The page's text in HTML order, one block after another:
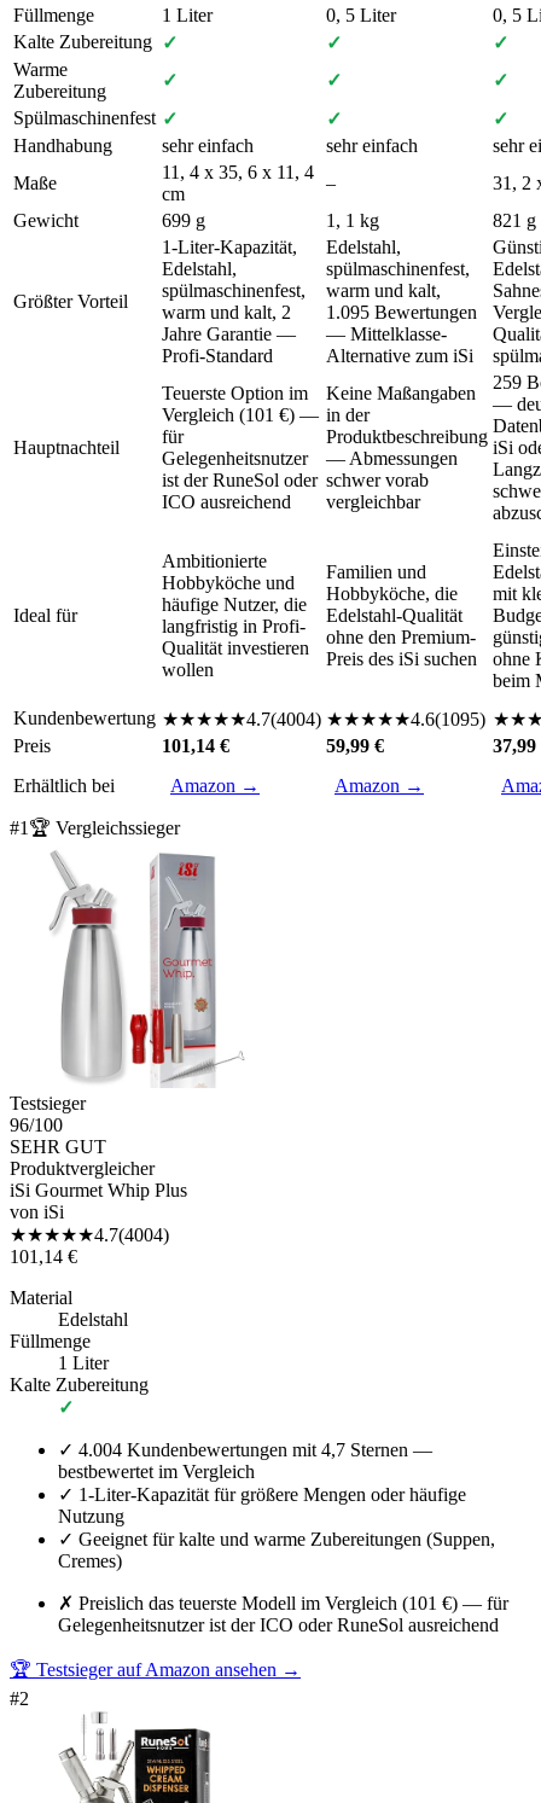
Füllmenge
1 Liter 0, 5 Liter
0, 5
Kalte Zubereitung ✓ ✓
✓
Warme
Zubereitung
✓ ✓
✓
Spülmaschinenfest ✓ ✓
✓
Handhabung
sehr einfach sehr einfach
sehr
Maße
11, 4 x 35, 6 x 11, 4
cm
–
31, 2
Gewicht
699 g 1, 1 kg 821 g
Größter Vorteil
1-Liter-Kapazität,
Edelstahl,
spülmaschinenfest,
warm und kalt, 2
Jahre Garantie —
Profi-Standard
Edelstahl,
spülmaschinenfest,
warm und kalt,
1.095 Bewertungen
— Mittelklasse-
Alternative zum iSi
Hauptnachteil
Teuerste Option im
Vergleich (101 €) —
für
Gelegenheitsnutzer
ist der RuneSol oder
ICO ausreichend
Keine Maßangaben
in der
Produktbeschreibung
— Abmessungen
schwer vorab
vergleichbar
259
—
iSi
Ideal für
Ambitionierte
Hobbyköche und
häufige Nutzer, die
langfristig in Profi-
Qualität investieren
wollen
Familien und
Hobbyköche, die
Edelstahl-Qualität
ohne den Premium-
Preis des iSi suchen
mit
ohne
beim
Kundenbewertung ★★★★★4.7(4004) ★★★★★4.6(1095) ★★
Preis
101,14 € 59,99 €
37,99
Erhältlich bei
Amazon → Amazon →
#1 🏆 Vergleichssieger
Testsieger
96/100
SEHR GUT
Produktvergleicher
iSi Gourmet Whip Plus
von iSi
★★★★★4.7(4004)
101,14 €
Material
Edelstahl
Füllmenge
1 Liter
Kalte Zubereitung
✓
✓ 4.004 Kundenbewertungen mit 4,7 Sternen —
bestbewertet im Vergleich
✓ 1-Liter-Kapazität für größere Mengen oder häufige
Nutzung
✓ Geeignet für kalte und warme Zubereitungen (Suppen,
Cremes)
✗ Preislich das teuerste Modell im Vergleich (101 €) — für
Gelegenheitsnutzer ist der ICO oder RuneSol ausreichend
🏆 Testsieger auf Amazon ansehen →
#2